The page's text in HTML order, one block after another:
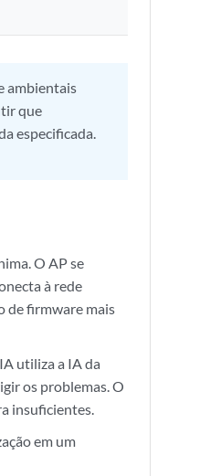
ambientais
que
especificada.
O AP se
à rede
de firmware mais
utiliza a IA da
os problemas. O
insuficientes.
em um